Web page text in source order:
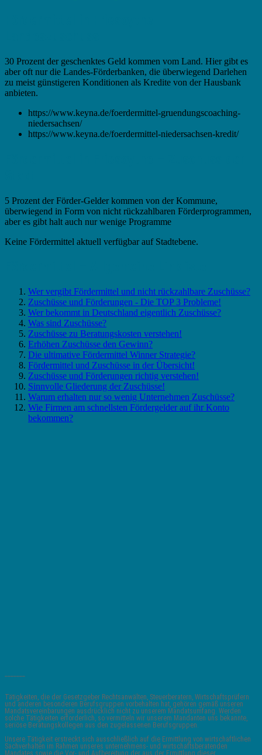
30 Prozent der geschenktes Geld kommen vom Land. Hier gibt es
aber oft nur die Landes-Förderbanken, die überwiegend Darlehen
zu meist günstigeren Konditionen als Kredite von der Hausbank
anbieten.
https://www.keyna.de/foerdermittel-gruendungscoaching-
niedersachsen/
https://www.keyna.de/foerdermittel-niedersachsen-kredit/
5 Prozent der Förder-Gelder kommen von der Kommune,
überwiegend in Form von nicht rückzahlbaren Förderprogrammen,
aber es gibt halt auch nur wenige Programme
Keine Fördermittel aktuell verfügbar auf Stadtebene.
Wer vergibt Fördermittel und nicht rückzahlbare Zuschüsse?
Zuschüsse und Förderungen - Die TOP 3 Probleme!
Wer bekommt in Deutschland eigentlich Zuschüsse?
Was sind Zuschüsse?
Zuschüsse zu Beratungskosten verstehen!
Erhöhen Zuschüsse den Gewinn?
Die ultimative Fördermittel Winner Strategie?
Fördermittel und Zuschüsse in der Übersicht!
Zuschüsse und Förderungen richtig verstehen!
Sinnvolle Gliederung der Zuschüsse!
Warum erhalten nur so wenig Unternehmen Zuschüsse?
Wie Firmen am schnellsten Fördergelder auf ihr Konto
bekommen?
Tätigkeiten, die der Gesetzgeber Rechtsanwälten, Steuerberatern, Wirtschaftsprüfern
und anderen besonderen Berufsgruppen vorbehalten hat, gehören gemäß unseren
Mandatsvereinbarungen ausdrücklich nicht zu unserem Mandatsumfang. Werden
solche Tätigkeiten erforderlich, so vermitteln wir unserem Mandanten uns bekannte,
seriöse Beratungskollegen aus den zugelassenen Berufsgruppen.
Unsere Tätigkeit erstreckt sich ausschließlich auf die Ermittlung von wirtschaftlichen
Sachverhalten im Rahmen unseres unternehmens- und wirtschaftsberatenden